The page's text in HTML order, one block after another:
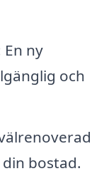
ny
och
bostad.